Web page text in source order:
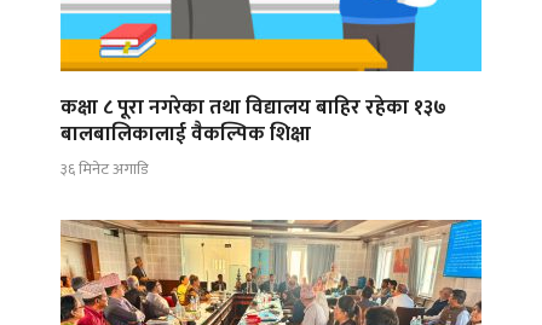
कक्षा ८ पूरा नगरेका तथा विद्यालय बाहिर रहेका १३७
बालबालिकालाई वैकल्पिक शिक्षा
३६ मिनेट अगाडि